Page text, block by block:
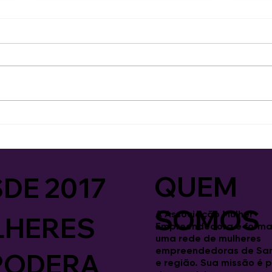
entusiasmo e novas
2017
A Associação Mulher
Empreendedora é
uma rede de mulheres
empreendedoras de
e região. Sua missão é
QUEM
SOMOS